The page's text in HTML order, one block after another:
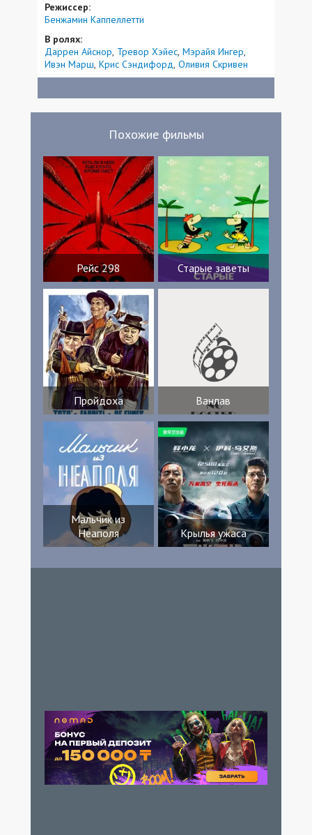
Режиссер:
Бенжамин Каппеллетти
В ролях:
Даррен Айснор Тревор Хэйес Мэрайя Ингер
Ивэн Марш Крис Сэндифорд Оливия Скривен
Похожие фильмы
Рейс 298 Старые заветы
Пройдоха Ванлав
Мальчик из
Неаполя
Крылья ужаса